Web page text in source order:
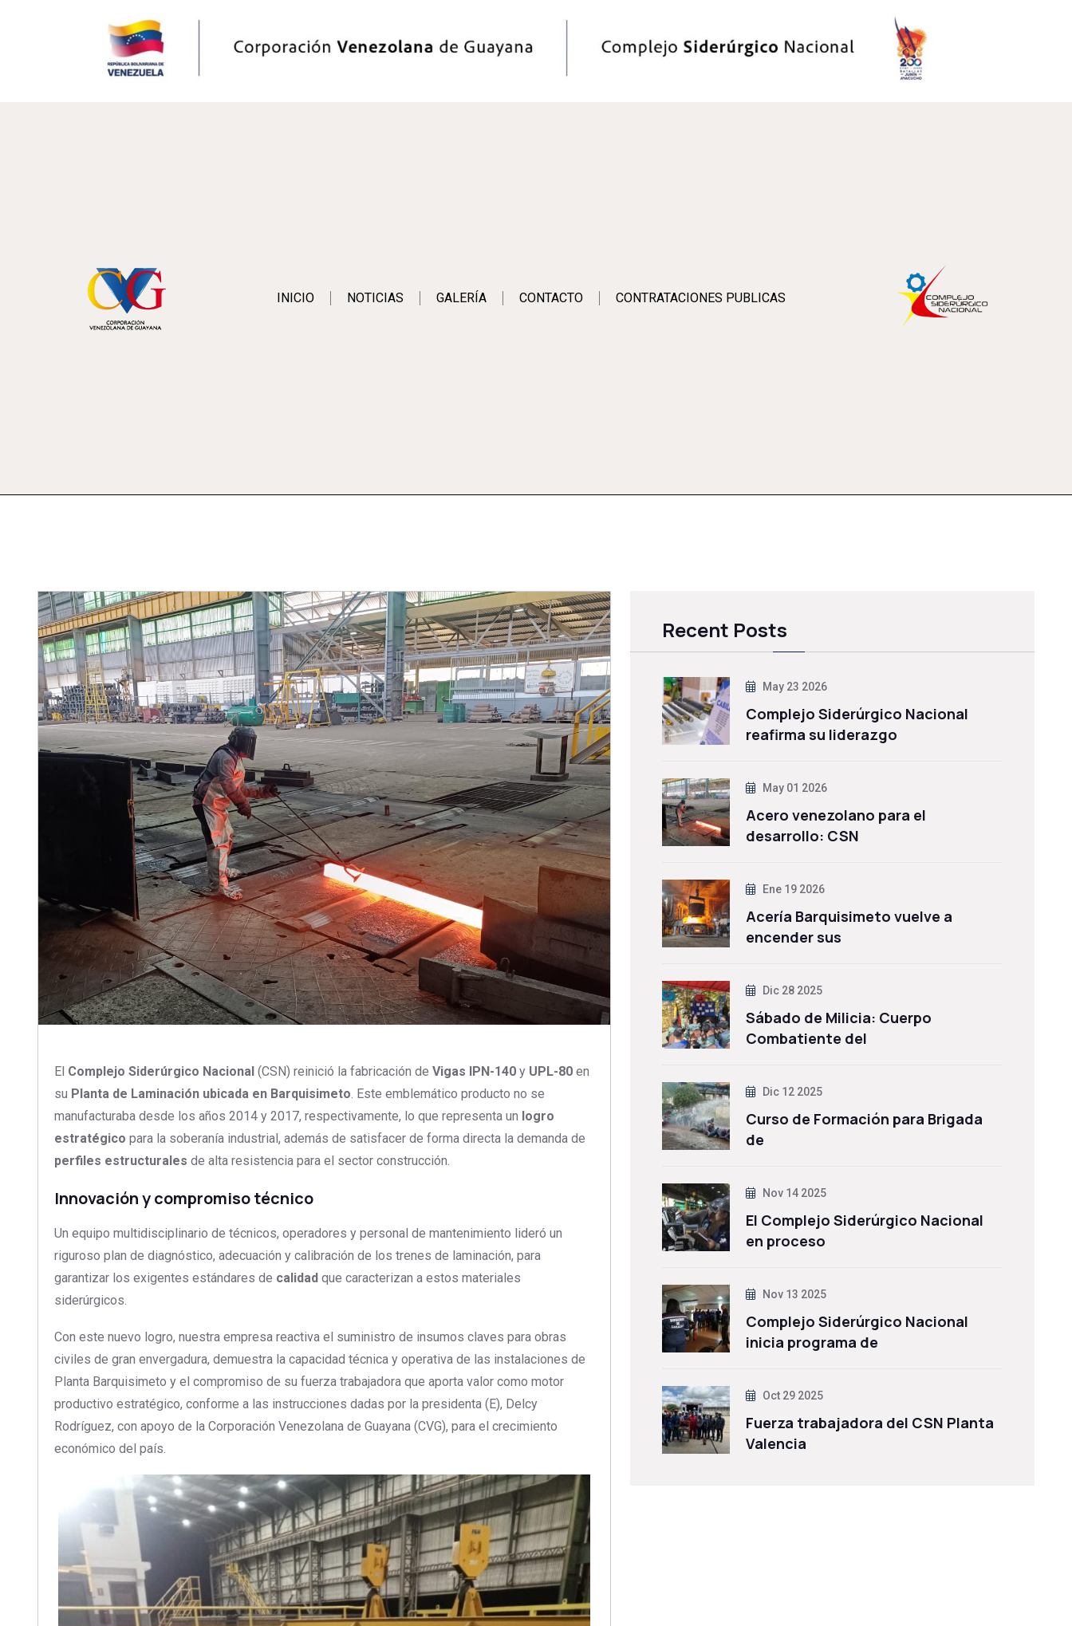
INICIO NOTICIAS GALERÍA CONTACTO CONTRATACIONES PUBLICAS
El Complejo Siderúrgico Nacional (CSN) reinició la fabricación de Vigas IPN-140 y UPL-80 en
su Planta de Laminación ubicada en Barquisimeto. Este emblemático producto no se
manufacturaba desde los años 2014 y 2017, respectivamente, lo que representa un logro
estratégico para la soberanía industrial, además de satisfacer de forma directa la demanda de
perfiles estructurales de alta resistencia para el sector construcción.
Innovación y compromiso técnico
Un equipo multidisciplinario de técnicos, operadores y personal de mantenimiento lideró un
riguroso plan de diagnóstico, adecuación y calibración de los trenes de laminación, para
garantizar los exigentes estándares de calidad que caracterizan a estos materiales
siderúrgicos.
Con este nuevo logro, nuestra empresa reactiva el suministro de insumos claves para obras
civiles de gran envergadura, demuestra la capacidad técnica y operativa de las instalaciones de
Planta Barquisimeto y el compromiso de su fuerza trabajadora que aporta valor como motor
productivo estratégico, conforme a las instrucciones dadas por la presidenta (E), Delcy
Rodríguez, con apoyo de la Corporación Venezolana de Guayana (CVG), para el crecimiento
económico del país.
Recent Posts
May 23 2026
Complejo Siderúrgico Nacional
reafirma su liderazgo
May 01 2026
Acero venezolano para el
desarrollo: CSN
Ene 19 2026
Acería Barquisimeto vuelve a
encender sus
Dic 28 2025
Sábado de Milicia: Cuerpo
Combatiente del
Dic 12 2025
Curso de Formación para Brigada
de
Nov 14 2025
El Complejo Siderúrgico Nacional
en proceso
Nov 13 2025
Complejo Siderúrgico Nacional
inicia programa de
Oct 29 2025
Fuerza trabajadora del CSN Planta
Valencia